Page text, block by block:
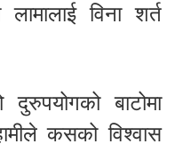
विना शर्त
बाटोमा
कसको विश्वास